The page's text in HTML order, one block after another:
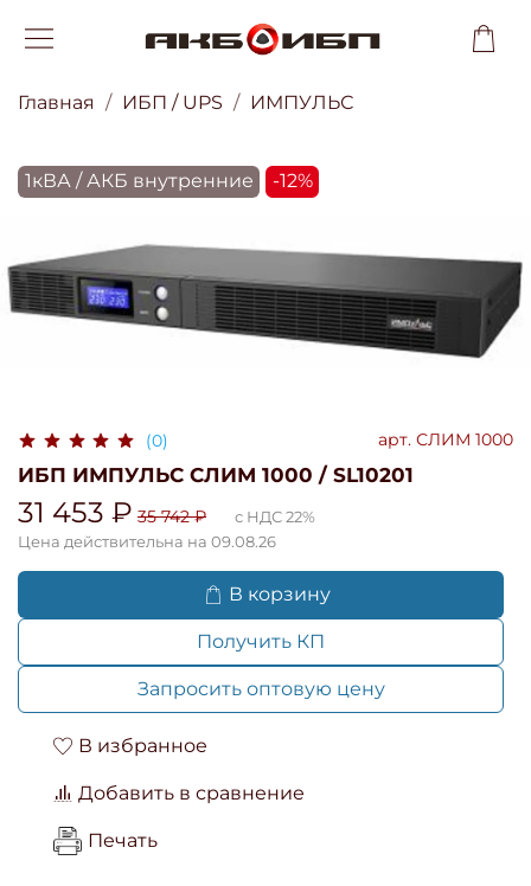
Главная ИБП / UPS ИМПУЛЬС
1кВА / АКБ внутренние -12%
(0) арт. СЛИМ 1000
ИБП ИМПУЛЬС СЛИМ 1000 / SL10201
31 453 ₽ 35 742 ₽
с НДС 22%
Цена действительна на 09.08.26
В корзину
Получить КП
Запросить оптовую цену
В избранное
Добавить в сравнение
Печать